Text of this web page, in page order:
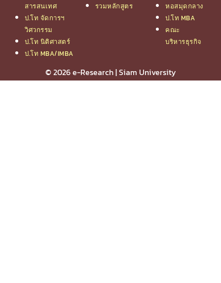
สารสนเทศ
ป.โท จัดการฯ
วิศวกรรม
ป.โท นิติศาสตร์
ป.โท MBA/IMBA
รวมหลักสูตร
หอสมุดกลาง
ป.โท MBA
คณะ
บริหารธุรกิจ
© 2026 e-Research | Siam University